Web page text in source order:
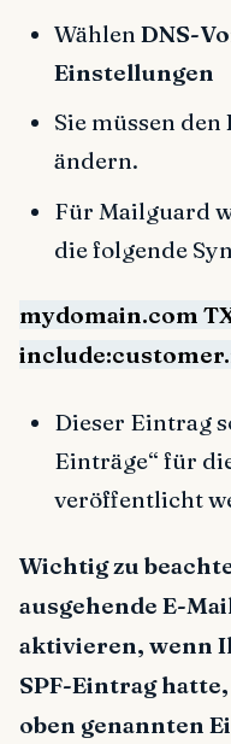
Wählen DNS-
Einstellungen
Sie müssen den
ändern.
Für Mailguard
die folgende
mydomain.com
Dieser Eintrag
Einträge“ für
veröffentlicht
Wichtig zu
ausgehende E-
aktivieren, wenn
SPF-Eintrag
oben genannten